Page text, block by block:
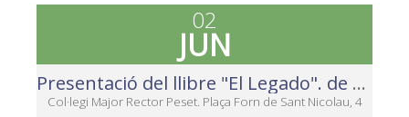
02
JUN
Presentació del llibre "El Legado". de Miguel Pajares.
Col·legi Major Rector Peset. Plaça Forn de Sant Nicolau, 4